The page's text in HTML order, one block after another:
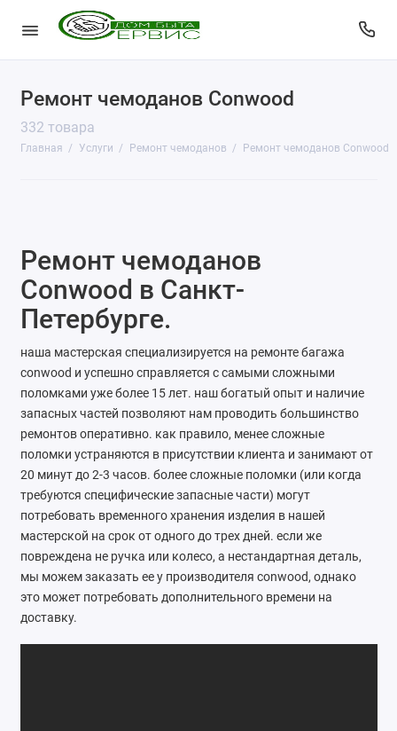
Ремонт чемоданов Conwood
332 товара
Главная Услуги Ремонт чемоданов Ремонт чемоданов Conwood
КопиЦентр
Сувенирная продукция
Заправка картриджей
Изготовление ключей
Пульты для ворот и шлагбаумов
Ремонт чемоданов
Ателье
Ремонт обуви
Заточка инструментов
Ремонт сумок
Ремонт зонтов
Ремонт очков
Ремонт чемоданов
Conwood в Санкт-
Петербурге.
наша мастерская специализируется на ремонте багажа
conwood и успешно справляется с самыми сложными
поломками уже более 15 лет. наш богатый опыт и наличие
запасных частей позволяют нам проводить большинство
ремонтов оперативно. как правило, менее сложные
поломки устраняются в присутствии клиента и занимают от
20 минут до 2-3 часов. более сложные поломки (или когда
требуются специфические запасные части) могут
потребовать временного хранения изделия в нашей
мастерской на срок от одного до трех дней. если же
повреждена не ручка или колесо, а нестандартная деталь,
мы можем заказать ее у производителя conwood, однако
это может потребовать дополнительного времени на
доставку.